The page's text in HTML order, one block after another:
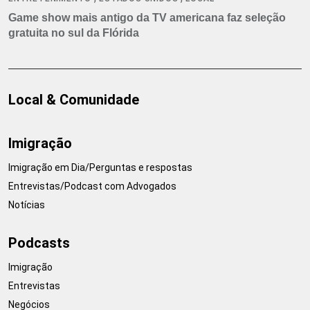
Game show mais antigo da TV americana faz seleção
gratuita no sul da Flórida
Local & Comunidade
Imigração
Imigração em Dia/Perguntas e respostas
Entrevistas/Podcast com Advogados
Notícias
Podcasts
Imigração
Entrevistas
Negócios